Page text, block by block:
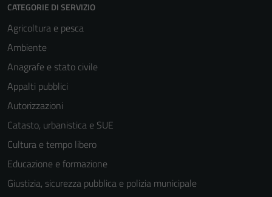
CATEGORIE DI SERVIZIO
Agricoltura e pesca
Ambiente
Anagrafe e stato civile
Appalti pubblici
Autorizzazioni
Catasto, urbanistica e SUE
Cultura e tempo libero
Educazione e formazione
Giustizia, sicurezza pubblica e polizia municipale